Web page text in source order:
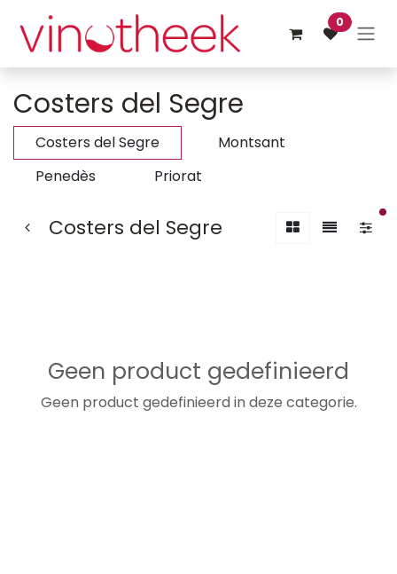
Overslaan naar inhoud
0
Costers del Segre
Costers del Segre
Montsant
Penedès
Priorat
Costers del Segre
Geen product gedefinieerd
Geen product gedefinieerd in deze categorie.